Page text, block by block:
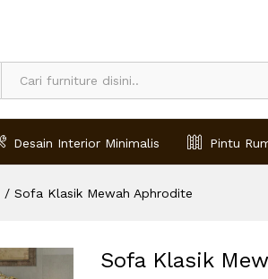
Desain Interior Minimalis Pintu
/ Sofa Klasik Mewah Aphrodite
Sofa Klasik